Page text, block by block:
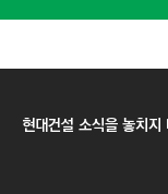
현대건설 소식을 놓치